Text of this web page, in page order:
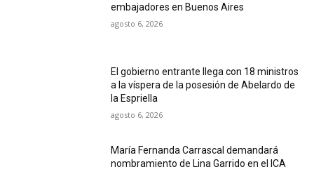
embajadores en Buenos Aires
agosto 6, 2026
El gobierno entrante llega con 18 ministros
a la víspera de la posesión de Abelardo de
la Espriella
agosto 6, 2026
María Fernanda Carrascal demandará
nombramiento de Lina Garrido en el ICA